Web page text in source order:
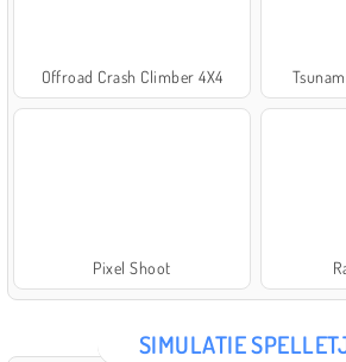
Offroad Crash Climber 4X4
Pixel Shoot
SIMULATIE